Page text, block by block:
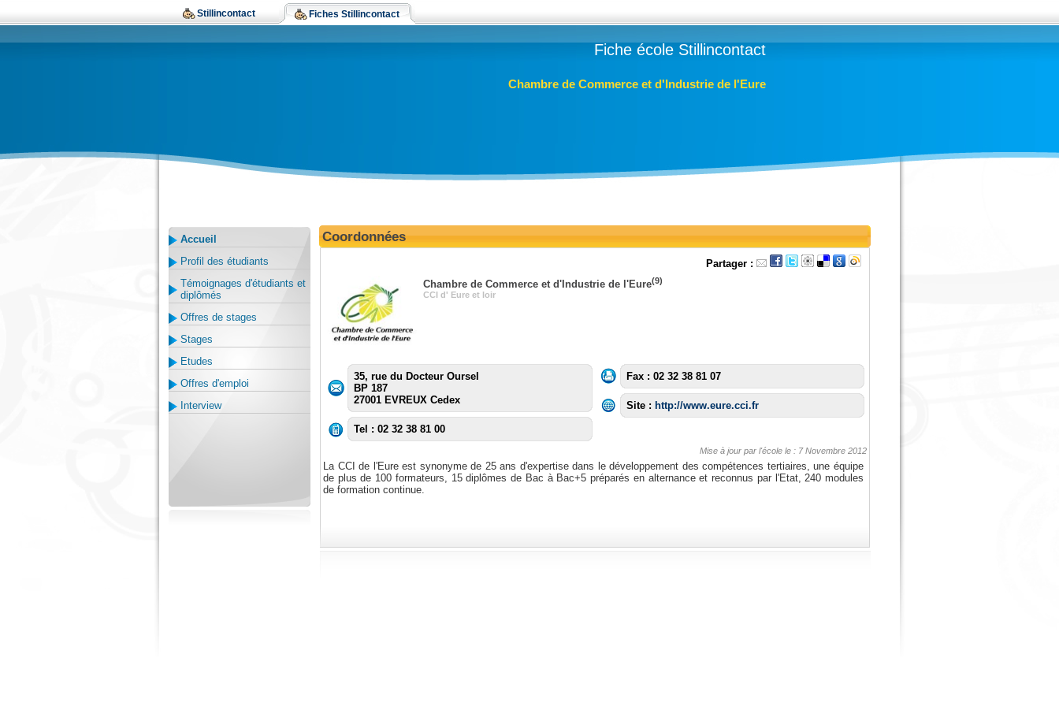
Stillincontact Fiches Stillincontact
Fiche école Stillincontact
Chambre de Commerce et d'Industrie de l'Eure
Accueil
Profil des étudiants
Témoignages d'étudiants et
diplômés
Offres de stages
Stages
Etudes
Offres d'emploi
Interview
Coordonnées
Partager :
Chambre de Commerce et d'Industrie de l'Eure(9)
CCI d' Eure et loir
35, rue du Docteur Oursel
BP 187
27001 EVREUX Cedex
Tel : 02 32 38 81 00
Fax : 02 32 38 81 07
Site : http://www.eure.cci.fr
Mise à jour par l'école le : 7 Novembre 2012
La CCI de l'Eure est synonyme de 25 ans d'expertise dans le développement des compétences tertiaires, une équipe
de plus de 100 formateurs, 15 diplômes de Bac à Bac+5 préparés en alternance et reconnus par l'Etat, 240 modules
de formation continue.